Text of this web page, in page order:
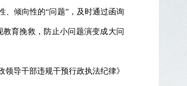
倾向性的“问题”，及时通过函询
育挽救，防止小问题演变成大问
导干部违规干预行政执法纪律》